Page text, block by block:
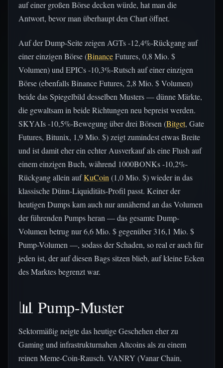
auf einer großen Börse decken würde, hat man die
Antwort, bevor man überhaupt den Chart öffnet.
Auf der Dump-Seite zeigen AGTs -12,4%-Rückgang auf
einer einzigen Börse (BinanceFutures, 0,8 Mio. $
Volumen) und EPICs -10,3%-Rutsch auf einer einzigen
Börse (ebenfalls Binance Futures, 2,8 Mio. $ Volumen)
beide das Spiegelbild desselben Musters — dünne Märkte,
die gewaltsam in beide Richtungen neu bepreist werden.
SKYAIs -10,5%-Bewegung über drei Börsen (Bitget, Gate
Futures, Bitunix, 1,9 Mio. $) zeigt zumindest etwas Breite
und ist damit eher ein echter Ausverkauf als eine Flush auf
einem einzigen Buch, während 1000BONKs -10,2%-
Rückgang allein aufKuCoin (1,0 Mio. $) wieder in das
klassische Dünn-Liquiditäts-Profil passt. Keiner der
heutigen Dumps kam auch nur annähernd an das Volumen
der führenden Pumps heran — das gesamte Dump-
Volumen betrug nur 6,6 Mio. $ gegenüber 316,1 Mio. $
Pump-Volumen —, sodass der Schaden, so real er auch für
jeden ist, der auf diesen Bags sitzen blieb, auf kleine Ecken
des Marktes begrenzt war.
📊 Pump-Muster
Sektormäßig neigte das heutige Geschehen eher zu
Gaming und infrastrukturnahen Altcoins als zu einem
reinen Meme-Coin-Rausch. VANRY (Vanar Chain,